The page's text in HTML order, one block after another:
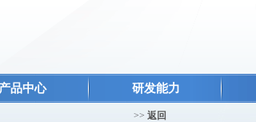
产品中心 研发能力
>> 返回